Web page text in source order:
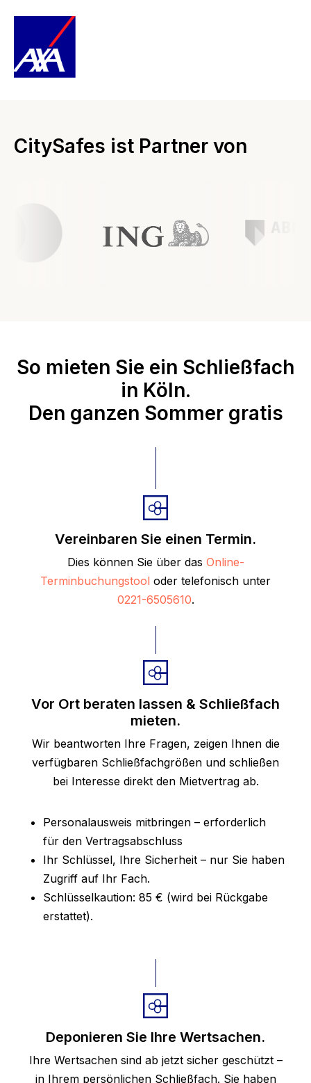
CitySafes ist Partner von
So mieten Sie ein Schließfach
in Köln.
Den ganzen Sommer gratis
Vereinbaren Sie einen Termin.
Dies können Sie über das Online-
Terminbuchungstool oder telefonisch unter
0221-6505610.
Vor Ort beraten lassen & Schließfach
mieten.
Wir beantworten Ihre Fragen, zeigen Ihnen die
verfügbaren Schließfachgrößen und schließen
bei Interesse direkt den Mietvertrag ab.
Personalausweis mitbringen – erforderlich
für den Vertragsabschluss
Ihr Schlüssel, Ihre Sicherheit – nur Sie haben
Zugriff auf Ihr Fach.
Schlüsselkaution: 85 € (wird bei Rückgabe
erstattet).
Deponieren Sie Ihre Wertsachen.
Ihre Wertsachen sind ab jetzt sicher geschützt –
in Ihrem persönlichen Schließfach. Sie haben